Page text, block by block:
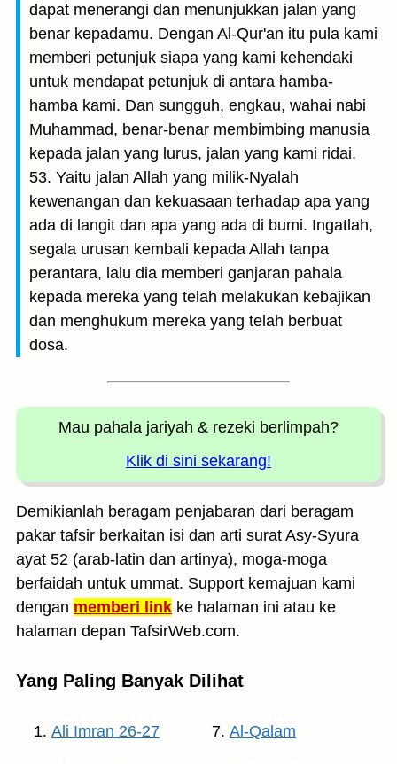
dapat menerangi dan menunjukkan jalan yang
benar kepadamu. Dengan Al-Qur'an itu pula kami
memberi petunjuk siapa yang kami kehendaki
untuk mendapat petunjuk di antara hamba-
hamba kami. Dan sungguh, engkau, wahai nabi
Muhammad, benar-benar membimbing manusia
kepada jalan yang lurus, jalan yang kami ridai.
53. Yaitu jalan Allah yang milik-Nyalah
kewenangan dan kekuasaan terhadap apa yang
ada di langit dan apa yang ada di bumi. Ingatlah,
segala urusan kembali kepada Allah tanpa
perantara, lalu dia memberi ganjaran pahala
kepada mereka yang telah melakukan kebajikan
dan menghukum mereka yang telah berbuat
dosa.
Mau pahala jariyah & rezeki berlimpah?
Klik di sini sekarang!
Demikianlah beragam penjabaran dari beragam
pakar tafsir berkaitan isi dan arti surat Asy-Syura
ayat 52 (arab-latin dan artinya), moga-moga
berfaidah untuk ummat. Support kemajuan kami
dengan memberi link ke halaman ini atau ke
halaman depan TafsirWeb.com.
Yang Paling Banyak Dilihat
Ali Imran 26-27 Al-Qalam